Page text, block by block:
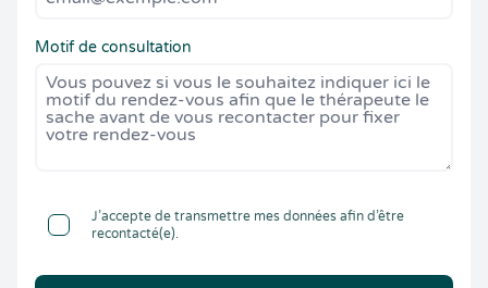
Motif de consultation
J’accepte de transmettre mes données afin d’être
recontacté(e).